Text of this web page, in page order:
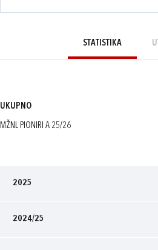
STATISTIKA
UKUPNO
MŽNL PIONIRI A 25/26
2025
2024/25